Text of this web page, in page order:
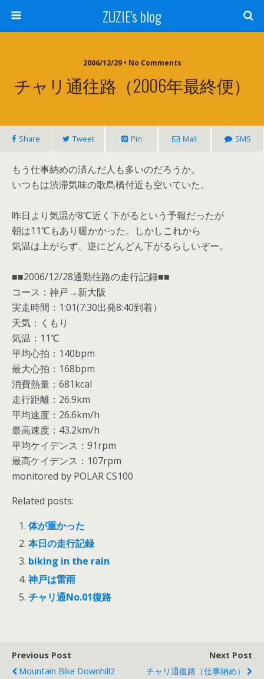
ZUZIE's blog
2006/12/29 • No Comments
チャリ通往路（2006年最終便）
Share Tweet Pin Mail SMS
もう仕事納めの済んだ人も多いのだろうか。
いつもは渋滞気味の歌島橋付近も空いていた。
昨日より気温が8℃近く下がるという予報だったが
朝は11℃もあり暖かかった。しかしこれから
気温は上がらず、逆にどんどん下がるらしいぞー。
■■2006/12/28通勤往路の走行記録■■
コース：神戸→新大阪
実走時間：1:01(7:30出発8:40到着）
天気：くもり
気温：11℃
平均心拍：140bpm
最大心拍：168bpm
消費熱量：681kcal
走行距離：26.9km
平均速度：26.6km/h
最高速度：43.2km/h
平均ケイデンス：91rpm
最高ケイデンス：107rpm
monitored by POLAR CS100
Related posts:
体が重かった
本日の走行記録
biking in the rain
神戸は雷雨
チャリ通No.01復路
Previous Post
Mountain Bike Downhill2
Next Post
チャリ通復路（仕事納め）